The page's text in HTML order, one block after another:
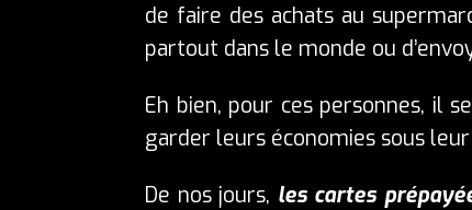
de faire des achats au
partout dans le monde ou
Eh bien, pour ces personnes, il
garder leurs économies sous
De nos jours, les cartes